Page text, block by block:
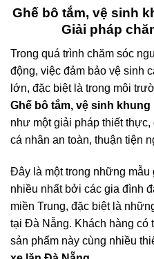
Ghế bô tắm, vệ sinh
Giải pháp
Trong quá trình chăm sóc
động, việc đảm bảo vệ sinh
lớn, đặc biệt là trong môi
Ghế bô tắm, vệ sinh
như một giải pháp thiết
cá nhân an toàn, thuận tiện
Đây là một trong những
nhiều nhất bởi các gia đình
miền Trung, đặc biệt là
tại Đà Nẵng. Khách hàng có
sản phẩm này cùng nhiều